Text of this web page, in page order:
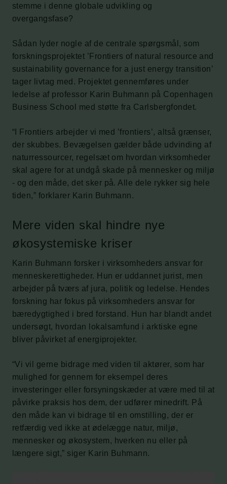
stemme i denne globale udvikling og
overgangsfase?
Sådan lyder nogle af de centrale spørgsmål, som
forskningsprojektet ’Frontiers of natural resource and
sustainability governance for a just energy transition’
tager livtag med. Projektet gennemføres under
ledelse af professor Karin Buhmann på Copenhagen
Business School med støtte fra Carlsbergfondet.
“I Frontiers arbejder vi med ’frontiers’, altså grænser,
der skubbes. Bevægelsen gælder både udvinding af
naturressourcer, regelsæt om hvordan virksomheder
skal agere for at undgå skade på mennesker og miljø
- og den måde, det sker på. Alle dele rykker sig hele
tiden,” forklarer Karin Buhmann.
Mere viden skal hindre nye
økosystemiske kriser
Karin Buhmann forsker i virksomheders ansvar for
menneskerettigheder. Hun er uddannet jurist, men
arbejder på tværs af jura, politik og ledelse. Hendes
forskning har fokus på virksomheders ansvar for
bæredygtighed i bred forstand. Hun har blandt andet
undersøgt, hvordan lokalsamfund i arktiske egne
bliver påvirket af energiprojekter.
“Vi vil gerne bidrage med viden til aktører, som har
mulighed for gennem for eksempel deres
investeringer eller forsyningskæder at være med til at
påvirke praksis hos dem, der udfører minedrift. På
den måde kan vi bidrage til en omstilling, der er
retfærdig ved ikke at ødelægge natur, miljø,
mennesker og økosystem, hverken nu eller på
længere sigt,” siger Karin Buhmann.